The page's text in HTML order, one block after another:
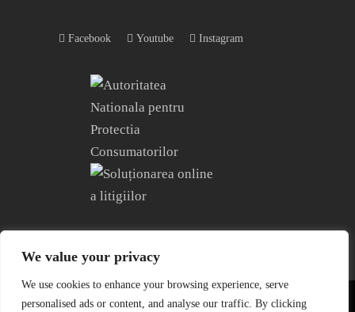
We value your privacy
We use cookies to enhance your browsing experience, serve
personalised ads or content, and analyse our traffic. By clicking
Facebook Youtube Instagram
COPYRIGHT © 2004 – 2023